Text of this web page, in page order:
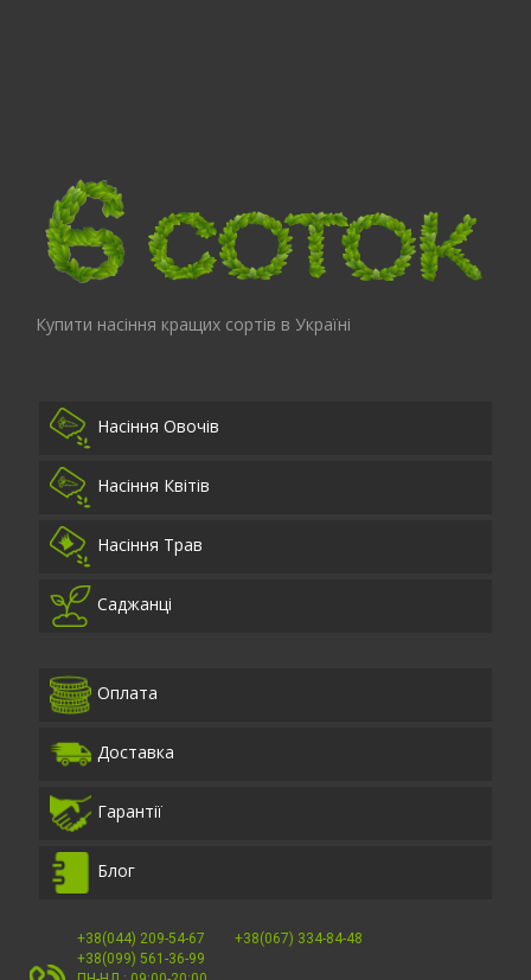
Купити насіння кращих сортів в Україні
Насіння Овочів
Насіння Квітів
Насіння Трав
Саджанці
Оплата
Доставка
Гарантії
Блог
+38(044) 209-54-67
+38(067) 334-84-48
+38(099) 561-36-99